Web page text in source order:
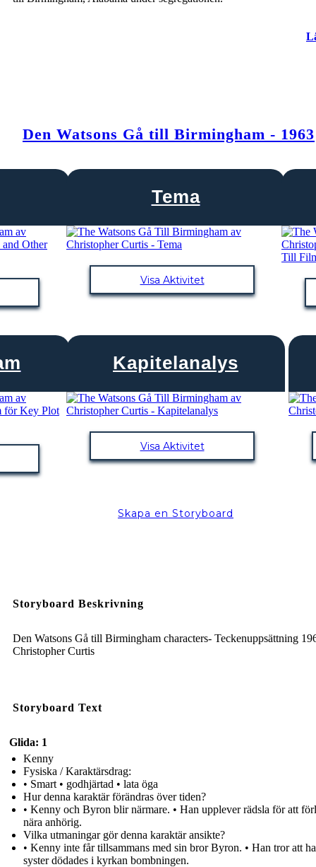
Den Watsons Gå till Birmingham - 1963
Tema
Visa Aktivitet
Kapitelanalys
Visa Aktivitet
Skapa en Storyboard
Storyboard Beskrivning
Den Watsons Gå till Birmingham characters- Teckenuppsättning
Christopher Curtis
Storyboard Text
Glida: 1
Kenny
Fysiska / Karaktärsdrag:
• Smart • godhjärtad • lata öga
Hur denna karaktär förändras över tiden?
• Kenny och Byron blir närmare. • Han upplever rädsla för att
nära anhörig.
Vilka utmaningar gör denna karaktär ansikte?
• Kenny inte får tillsammans med sin bror Byron. • Han tror att
syster dödades i kyrkan bombningen.